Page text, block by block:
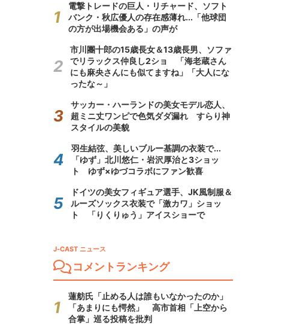
電撃トレードの巨人・リチャード、ソフト
バンク・秋広優人の存在感薄れ...「他球団
の方が出場機会ある」の声が
市川團十郎の15歳長女＆13歳長男、ソファ
でリラックス仲良し2ショ 「海老蔵さん
にも麻央さんにも似てますね」「大人にな
ったな～」
サッカー・ハーランドの美女モデル恋人、
超ミニ丈ワンピで色気ダダ漏れ すらり神
スタイルの美貌
羽生結弦、美しいブルー基調の衣装で...
「ゆず」北川悠仁・岩沢厚治と3ショッ
ト ゆず×ゆづコラボにファン歓喜
ドイツの美女フィギュア選手、JK風制服＆
ルーズソックス衣装で「激カワ」ショッ
ト 「りくりゅう」アイスショーで
J-CAST ニュース
コメントランキング
蓮舫氏「止める人は誰もいなかったのか」
「あまりにも愕然」 高市首相「上空から
合掌」巡る投稿を批判